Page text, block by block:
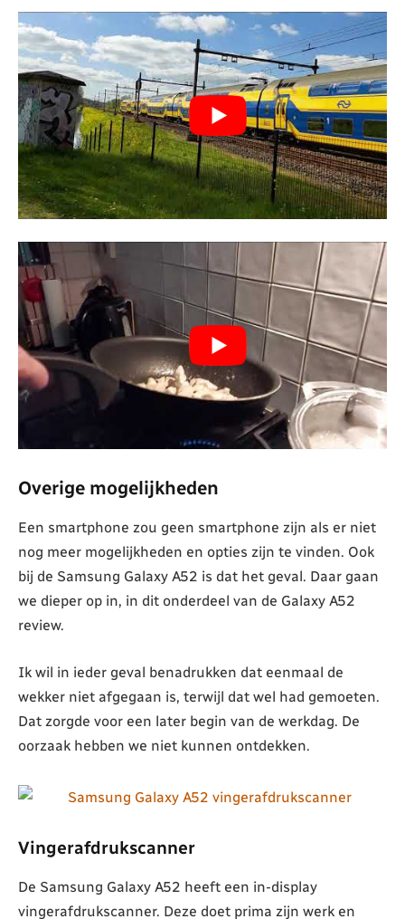
Overige mogelijkheden
Een smartphone zou geen smartphone zijn als er niet
nog meer mogelijkheden en opties zijn te vinden. Ook
bij de Samsung Galaxy A52 is dat het geval. Daar gaan
we dieper op in, in dit onderdeel van de Galaxy A52
review.
Ik wil in ieder geval benadrukken dat eenmaal de
wekker niet afgegaan is, terwijl dat wel had gemoeten.
Dat zorgde voor een later begin van de werkdag. De
oorzaak hebben we niet kunnen ontdekken.
Vingerafdrukscanner
De Samsung Galaxy A52 heeft een in-display
vingerafdrukscanner. Deze doet prima zijn werk en